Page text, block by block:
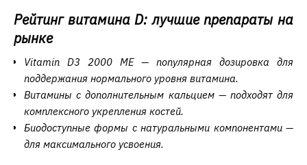
Рейтинг витамина D: лучшие препараты на
рынке
Vitamin D3 2000 МЕ — популярная дозировка для
поддержания нормального уровня витамина.
Витамины с дополнительным кальцием — подходят для
комплексного укрепления костей.
Биодоступные формы с натуральными компонентами —
для максимального усвоения.